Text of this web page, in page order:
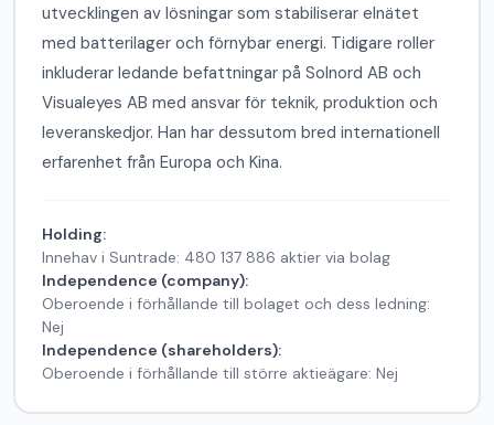
utvecklingen av lösningar som stabiliserar elnätet
med batterilager och förnybar energi. Tidigare roller
inkluderar ledande befattningar på Solnord AB och
Visualeyes AB med ansvar för teknik, produktion och
leveranskedjor. Han har dessutom bred internationell
erfarenhet från Europa och Kina.
Holding:
Innehav i Suntrade: 480 137 886 aktier via bolag
Independence (company):
Oberoende i förhållande till bolaget och dess ledning:
Nej
Independence (shareholders):
Oberoende i förhållande till större aktieägare: Nej